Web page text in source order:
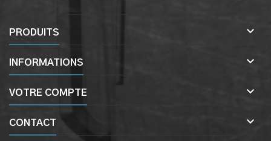
PRODUITS 
INFORMATIONS 
VOTRE COMPTE 
CONTACT 